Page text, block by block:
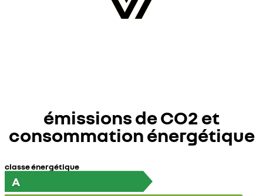
émissions de CO2 et
consommation énergétique
classe énergétique
A